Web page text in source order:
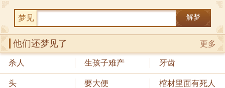
梦见 解梦
更多
他们还梦见了
杀人 生孩子难产 牙齿
头 要大便 棺材里面有死人